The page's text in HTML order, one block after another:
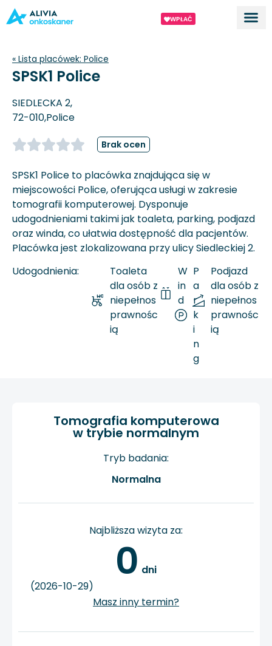
WPŁAĆ
« Lista placówek: Police
SPSK1 Police
SIEDLECKA 2,
72-010,Police
Brak ocen
SPSK1 Police to placówka znajdująca się w
miejscowości Police, oferująca usługi w zakresie
tomografii komputerowej. Dysponuje
udogodnieniami takimi jak toaleta, parking, podjazd
oraz winda, co ułatwia dostępność dla pacjentów.
Placówka jest zlokalizowana przy ulicy Siedleckiej 2.
Udogodnienia:
Toaleta
dla osób z
niepełnos
prawnośc
ią
W
in
d
a
P
a
r
k
i
n
g
Podjazd
dla osób z
niepełnos
prawnośc
ią
Tomografia komputerowa
w trybie normalnym
Tryb badania:
Normalna
Najbliższa wizyta za:
0 dni
(2026-10-29)
Masz inny termin?